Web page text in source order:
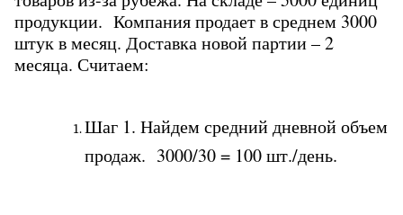
продукции.  Компания продает в среднем 3000
штук в месяц. Доставка новой партии – 2
месяца. Считаем:
Шаг 1. Найдем средний дневной объем
продаж.  3000/30 = 100 шт./день.